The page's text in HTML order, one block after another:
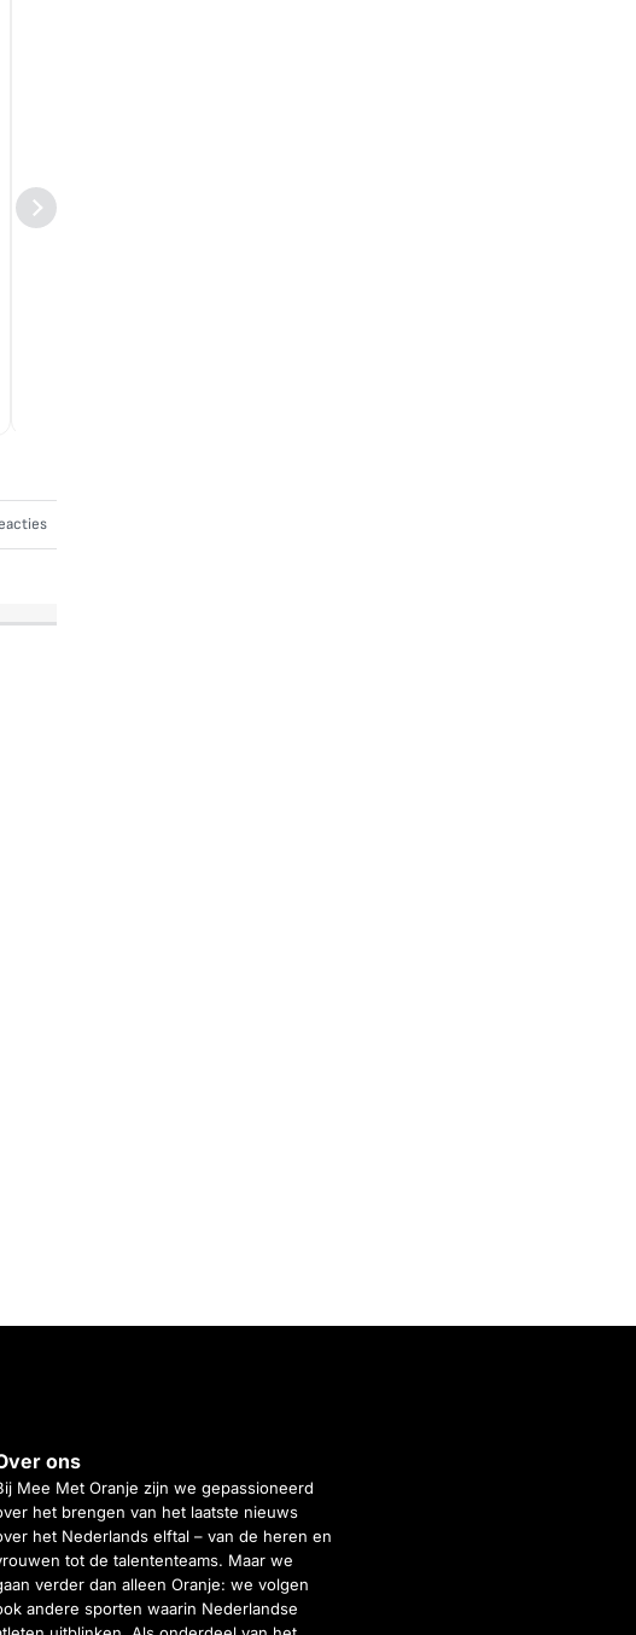
4K TV (2025)
ons
Mee Met Oranje zijn we gepassioneerd
het brengen van het laatste nieuws
het Nederlands elftal – van de heren en
tot de talententeams. Maar we
verder dan alleen Oranje: we volgen
andere sporten waarin Nederlandse